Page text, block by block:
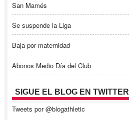
San Mamés
Se suspende la Liga
Baja por maternidad
Abonos Medio Día del Club
SIGUE EL BLOG EN TWITTER
Tweets por @blogathletic